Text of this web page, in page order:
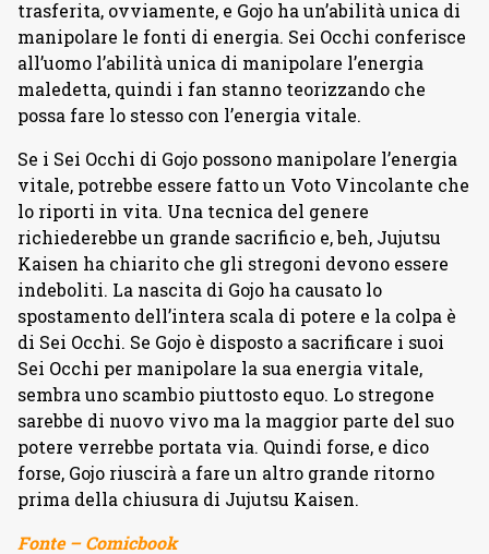
trasferita, ovviamente, e Gojo ha un’abilità unica di
manipolare le fonti di energia. Sei Occhi conferisce
all’uomo l’abilità unica di manipolare l’energia
maledetta, quindi i fan stanno teorizzando che
possa fare lo stesso con l’energia vitale.
Se i Sei Occhi di Gojo possono manipolare l’energia
vitale, potrebbe essere fatto un Voto Vincolante che
lo riporti in vita. Una tecnica del genere
richiederebbe un grande sacrificio e, beh, Jujutsu
Kaisen ha chiarito che gli stregoni devono essere
indeboliti. La nascita di Gojo ha causato lo
spostamento dell’intera scala di potere e la colpa è
di Sei Occhi. Se Gojo è disposto a sacrificare i suoi
Sei Occhi per manipolare la sua energia vitale,
sembra uno scambio piuttosto equo. Lo stregone
sarebbe di nuovo vivo ma la maggior parte del suo
potere verrebbe portata via. Quindi forse, e dico
forse, Gojo riuscirà a fare un altro grande ritorno
prima della chiusura di Jujutsu Kaisen.
Fonte – Comicbook